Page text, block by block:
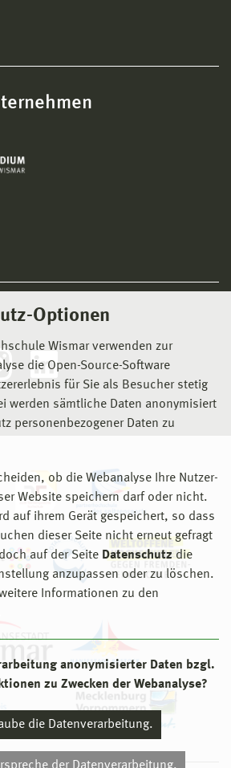
Optionen
Wismar verwenden zur
die Open-Source-Software
für Sie als Besucher stetig
werden sämtliche Daten anonymisiert
personenbezogener Daten zu
ob die Webanalyse Ihre Nutzer-
Website speichern darf oder nicht.
auf ihrem Gerät gespeichert, so dass
dieser Seite nicht erneut gefragt
auf der Seite Datenschutz die
anzupassen oder zu löschen.
Informationen zu den
anonymisierter Daten bzgl.
zu Zwecken der Webanalyse?
die Datenverarbeitung.